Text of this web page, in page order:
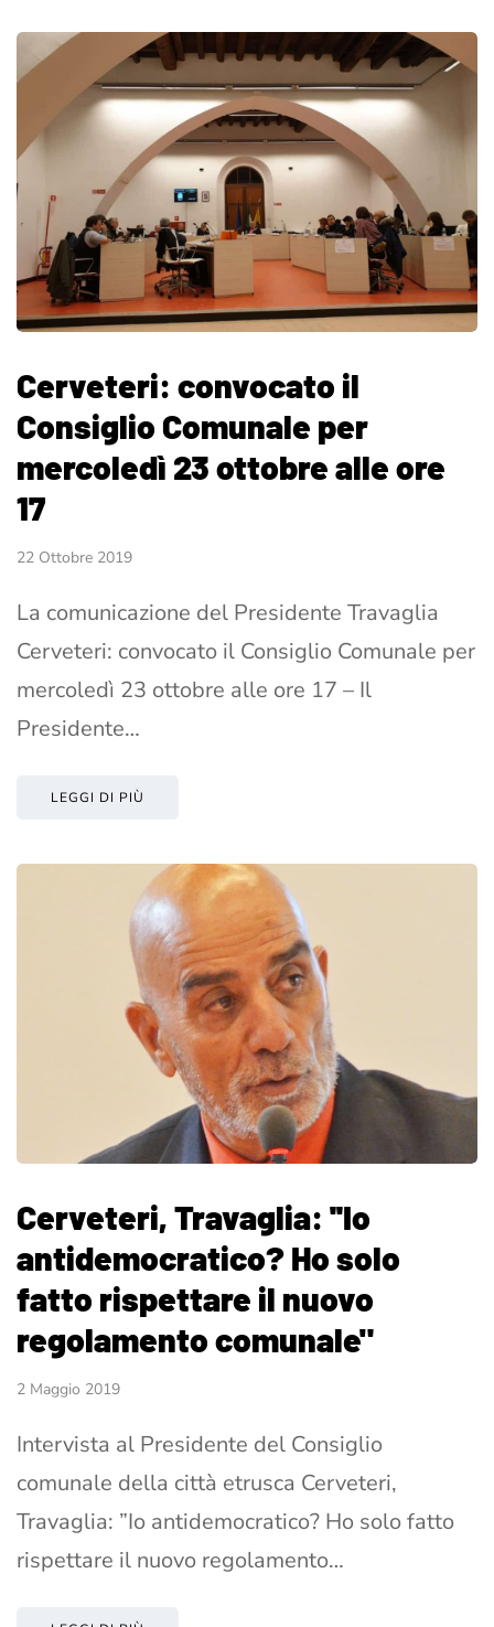
Cerveteri: convocato il
Consiglio Comunale per
mercoledì 23 ottobre alle ore
17
22 Ottobre 2019
La comunicazione del Presidente Travaglia
Cerveteri: convocato il Consiglio Comunale per
mercoledì 23 ottobre alle ore 17 – Il
Presidente…
LEGGI DI PIÙ
Cerveteri, Travaglia: ''Io
antidemocratico? Ho solo
fatto rispettare il nuovo
regolamento comunale"
2 Maggio 2019
Intervista al Presidente del Consiglio
comunale della città etrusca Cerveteri,
Travaglia: ”Io antidemocratico? Ho solo fatto
rispettare il nuovo regolamento…